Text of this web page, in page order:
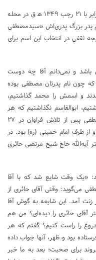
‌شهید مصطفی خمینی‌ در ۲۱ آذر ۱۳۰۹ ه‍ ش برابر با ۲۱ رجب ۱۳۴۹ ه‍ ق در محله
پدر بزرگ پدری‌اش «سیدمصطفی
ثقفی در انتخاب این اسم برای
و نمی‌دانم آقا چه دوست
چون نام پدرتان مصطفی بوده
و اسمش را محمد گذاشتیم‌،
ابوالقاسم نگذاشتیم که هر
سه مشابه حضرت رسول (ص‌) نشود.آقا مصطفی پس از تلاش فراوان در ۲۷
از طرف امام خمینی (ره‌) بود. در
آیه‌الله حاج شیخ مرتضی حائری
«یک وقت شایع شد که با آقا
می‌گوید: وقتی آقای حائری از
آمد. این شایعه به گوش آقا
آقای حائری را دیده‌ای‌؟ من هم
را راست کنیم‌؟ گفتم که هر
بود و ظهر، آنها جواب داده
برای صحبت‌؛ بعد به ما خبر